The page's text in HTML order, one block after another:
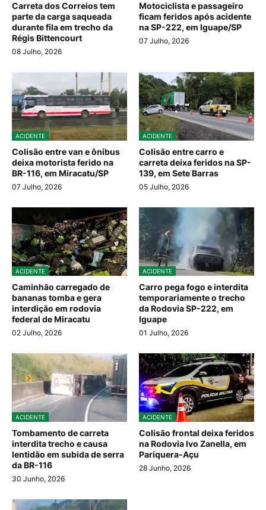
Carreta dos Correios tem
parte da carga saqueada
durante fila em trecho da
Régis Bittencourt
08 Julho, 2026
Motociclista e passageiro
ficam feridos após acidente
na SP-222, em Iguape/SP
07 Julho, 2026
ACIDENTE
Colisão entre van e ônibus
deixa motorista ferido na
BR-116, em Miracatu/SP
07 Julho, 2026
ACIDENTE
Colisão entre carro e
carreta deixa feridos na SP-
139, em Sete Barras
05 Julho, 2026
ACIDENTE
Caminhão carregado de
bananas tomba e gera
interdição em rodovia
federal de Miracatu
02 Julho, 2026
ACIDENTE
Carro pega fogo e interdita
temporariamente o trecho
da Rodovia SP-222, em
Iguape
01 Julho, 2026
ACIDENTE
Tombamento de carreta
interdita trecho e causa
lentidão em subida de serra
da BR-116
30 Junho, 2026
ACIDENTE
Colisão frontal deixa feridos
na Rodovia Ivo Zanella, em
Pariquera-Açu
28 Junho, 2026